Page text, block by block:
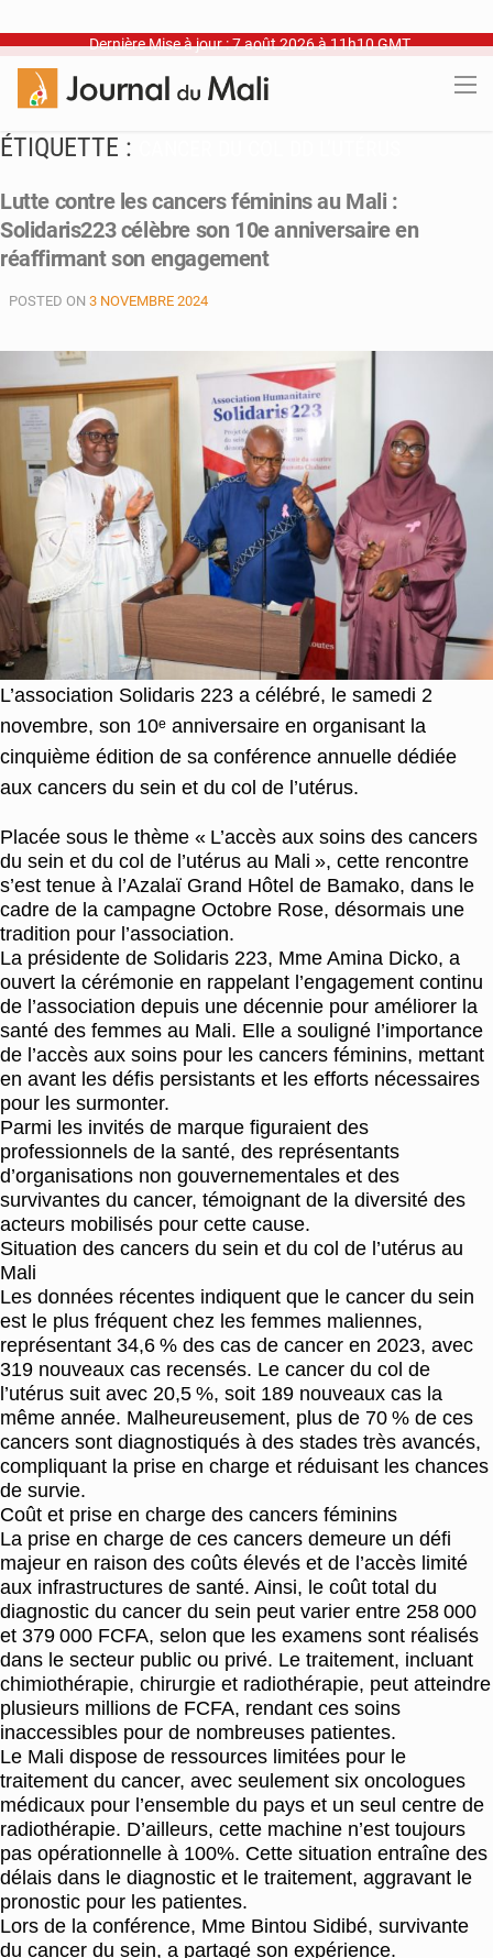
Dernière Mise à jour : 7 août 2026 à 11h10 GMT
ÉTIQUETTE :
Lutte contre les cancers féminins au Mali :
Solidaris223 célèbre son 10e anniversaire en
réaffirmant son engagement
POSTED ON 3 NOVEMBRE 2024
L’association Solidaris 223 a célébré, le samedi 2
novembre, son 10ᵉ anniversaire en organisant la
cinquième édition de sa conférence annuelle dédiée
aux cancers du sein et du col de l’utérus.
Placée sous le thème « L’accès aux soins des cancers
du sein et du col de l’utérus au Mali », cette rencontre
s’est tenue à l’Azalaï Grand Hôtel de Bamako, dans le
cadre de la campagne Octobre Rose, désormais une
tradition pour l’association.
La présidente de Solidaris 223, Mme Amina Dicko, a
ouvert la cérémonie en rappelant l’engagement continu
de l’association depuis une décennie pour améliorer la
santé des femmes au Mali. Elle a souligné l’importance
de l’accès aux soins pour les cancers féminins, mettant
en avant les défis persistants et les efforts nécessaires
pour les surmonter.
Parmi les invités de marque figuraient des
professionnels de la santé, des représentants
d’organisations non gouvernementales et des
survivantes du cancer, témoignant de la diversité des
acteurs mobilisés pour cette cause.
Situation des cancers du sein et du col de l’utérus au
Mali
Les données récentes indiquent que le cancer du sein
est le plus fréquent chez les femmes maliennes,
représentant 34,6 % des cas de cancer en 2023, avec
319 nouveaux cas recensés. Le cancer du col de
l’utérus suit avec 20,5 %, soit 189 nouveaux cas la
même année. Malheureusement, plus de 70 % de ces
cancers sont diagnostiqués à des stades très avancés,
compliquant la prise en charge et réduisant les chances
de survie.
Coût et prise en charge des cancers féminins
La prise en charge de ces cancers demeure un défi
majeur en raison des coûts élevés et de l’accès limité
aux infrastructures de santé. Ainsi, le coût total du
diagnostic du cancer du sein peut varier entre 258 000
et 379 000 FCFA, selon que les examens sont réalisés
dans le secteur public ou privé. Le traitement, incluant
chimiothérapie, chirurgie et radiothérapie, peut atteindre
plusieurs millions de FCFA, rendant ces soins
inaccessibles pour de nombreuses patientes.
Le Mali dispose de ressources limitées pour le
traitement du cancer, avec seulement six oncologues
médicaux pour l’ensemble du pays et un seul centre de
radiothérapie. D’ailleurs, cette machine n’est toujours
pas opérationnelle à 100%. Cette situation entraîne des
délais dans le diagnostic et le traitement, aggravant le
pronostic pour les patientes.
Lors de la conférence, Mme Bintou Sidibé, survivante
du cancer du sein, a partagé son expérience.